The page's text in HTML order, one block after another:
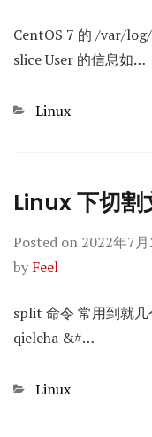
CentOS 7 的 /var/
slice User 的信息如…
Categories
Linux
Linux 下切
Posted on 2022年7
by Feel
split 命令 常用到就
qieleha &#…
Categories
Linux